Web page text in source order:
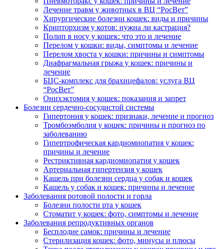
Лечение травм у животных в ВЦ “РосВет”
Хирургические болезни кошек: виды и причины
Крипторхизм у котов: нужна ли кастрация?
Полип в носу у кошек: что это и лечение
Перелом у кошки: виды, симптомы и лечение
Перелом хвоста у кошки: причины и симптомы
Диафрагмальная грыжа у кошек: причины и
лечение
БЦС-комплекс для брахицефалов: услуга ВЦ
“РосВет”
Онихэктомия у кошек: показания и запрет
Болезни сердечно-сосудистой системы
Гипертония у кошек: признаки, лечение и прогноз
Тромбоэмболия у кошек: причины и прогноз по
заболеванию
Гипертрофическая кардиомиопатия у кошек:
причины и лечение
Рестриктивная кардиомиопатия у кошек
Артериальная гипертензия у кошек
Кашель при болезни сердца у собак и кошек
Кашель у собак и кошек: причины и лечение
Заболевания ротовой полости и горла
Болезни полости рта у кошек
Стоматит у кошек: фото, симптомы и лечение
Заболевания репродуктивных органов
Бесплодие самок: причины и лечение
Стерилизация кошек: фото, минусы и плюсы